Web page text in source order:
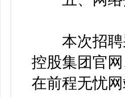
本次招聘
控股集团官
在前程无忧